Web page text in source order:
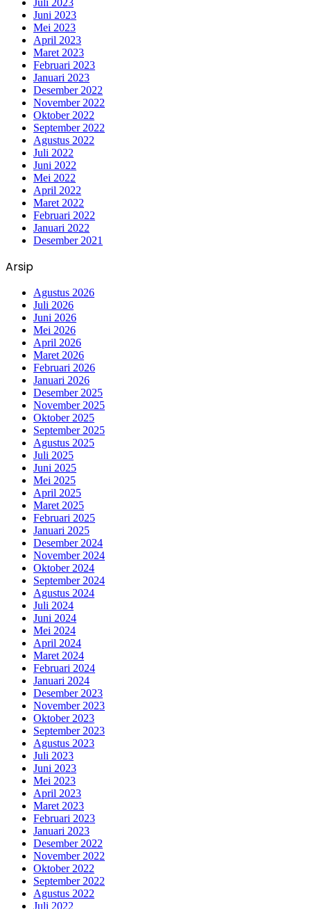
Juli 2023
Juni 2023
Mei 2023
April 2023
Maret 2023
Februari 2023
Januari 2023
Desember 2022
November 2022
Oktober 2022
September 2022
Agustus 2022
Juli 2022
Juni 2022
Mei 2022
April 2022
Maret 2022
Februari 2022
Januari 2022
Desember 2021
Arsip
Agustus 2026
Juli 2026
Juni 2026
Mei 2026
April 2026
Maret 2026
Februari 2026
Januari 2026
Desember 2025
November 2025
Oktober 2025
September 2025
Agustus 2025
Juli 2025
Juni 2025
Mei 2025
April 2025
Maret 2025
Februari 2025
Januari 2025
Desember 2024
November 2024
Oktober 2024
September 2024
Agustus 2024
Juli 2024
Juni 2024
Mei 2024
April 2024
Maret 2024
Februari 2024
Januari 2024
Desember 2023
November 2023
Oktober 2023
September 2023
Agustus 2023
Juli 2023
Juni 2023
Mei 2023
April 2023
Maret 2023
Februari 2023
Januari 2023
Desember 2022
November 2022
Oktober 2022
September 2022
Agustus 2022
Juli 2022